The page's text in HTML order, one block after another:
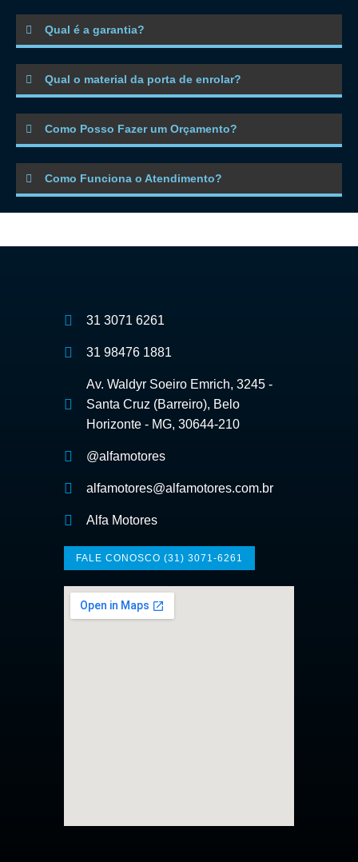
Qual é a garantia?
Qual o material da porta de enrolar?
Como Posso Fazer um Orçamento?
Como Funciona o Atendimento?
31 3071 6261
31 98476 1881
Av. Waldyr Soeiro Emrich, 3245 -
Santa Cruz (Barreiro), Belo
Horizonte - MG, 30644-210
@alfamotores
alfamotores@alfamotores.com.br
Alfa Motores
FALE CONOSCO (31) 3071-6261